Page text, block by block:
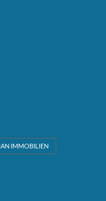
IMMOBILIEN